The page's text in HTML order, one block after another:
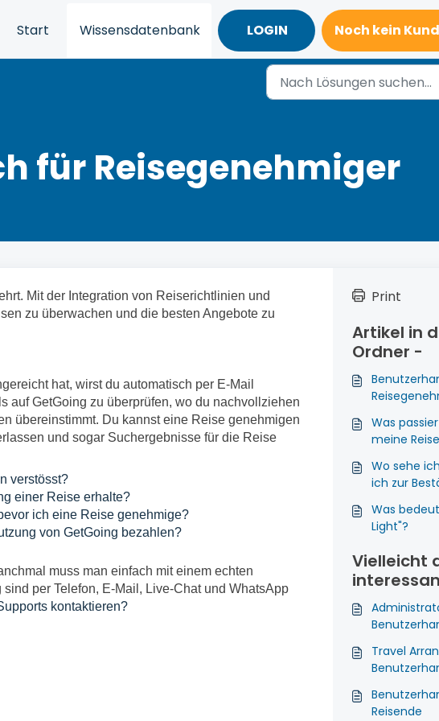
Start Wissensdatenbank LOGIN Noch kein
für Reisegenehmiger
Mit der Integration von Reiserichtlinien und
zu überwachen und die besten Angebote zu
hat, wirst du automatisch per E-Mail
auf GetGoing zu überprüfen, wo du nachvollziehen
übereinstimmt. Du kannst eine Reise genehmigen
und sogar Suchergebnisse für die Reise
verstösst?
einer Reise erhalte?
ich eine Reise genehmige?
von GetGoing bezahlen?
muss man einfach mit einem echten
per Telefon, E-Mail, Live-Chat und WhatsApp
kontaktieren?
Print
Artikel in
Ordner -
Was
meine
Wo sehe
ich zur
eingereicht
Was bedeutet "Pre-Trip
Light"?
Vielleicht
Travel
Reisende